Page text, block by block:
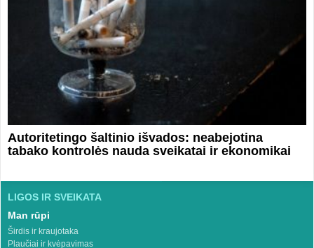
Autoritetingo šaltinio išvados: neabejotina
tabako kontrolės nauda sveikatai ir ekonomikai
LIGOS IR SVEIKATA
Man rūpi
Širdis ir kraujotaka
Plaučiai ir kvėpavimas